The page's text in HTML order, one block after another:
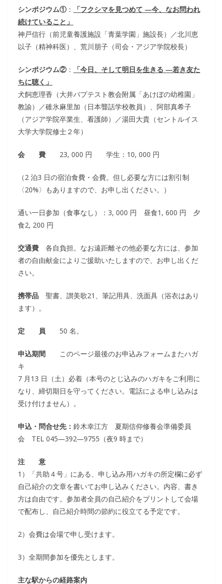
シンポジウム① ：
「フクシマを見つめて ―今、なお問われ
続けていること」
神戸信行（前児童養護施設「青葉学園」施設長）／北川恵
以子（精神科医）、荒川朋子（司会・アジア学院校長）
シンポジウム② ：
「今日、そして明日を生きる ―若き友た
ちに聴く」
犬飼恵理香（大井バプテスト教会附属「あけぼの幼稚園」
教諭）／碓氷麻里加（日本聾話学校教員）、阿部真希子
（アジア学院卒業生、看護師）／湯田大貴（セントルイス
大学大学院修士２年）
会 費 23, 000 円 学生：10, 000 円
（2 泊3 日の宿泊食費・会費。但し必要な方には割引制
〈20%〉もありますので、お申し出ください。）
通い一日参加（食事なし）：3, 000 円 昼食1, 600 円 夕
食2, 200 円
交通費 各自負担。なお遠距離その他必要な方には、参加
者の自由献金によりご援助いたしますので、お申し出くだ
さい。
携帯品 聖書、讃美歌21、筆記用具、洗面具（浴衣はあり
ます）。
定 員 50 名。
申込期間 このページ最後のお申込みフォームまたハガ
キ
7 月13 日（土）必着（本号のとじ込みのハガキをご利用に
なり、締切期日を守ってください。電話による申し込みは
受け付けません）。
申込・問合せ先： 鈴木幸江方 夏期信仰修養会準備委員
会 TEL 045―392―9755（夜9 時まで）
注 意
1）「共助４号」にある、申し込み用ハガキの所定欄に必ず
自己紹介の文章を書いてお申し込みください。内容、書き
方は自由です。参加者全員の自己紹介をプリントして会場
で配布し、自己紹介時間の節約に役立てる予定です。
2）会費は会場で申し受けます。
3）全期間参加を優先とします。
主な駅からの経路案内